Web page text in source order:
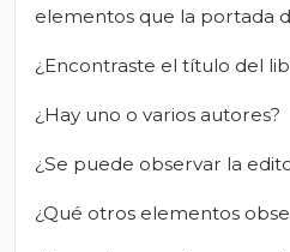
elementos que la portada
¿Encontraste el título del
¿Hay uno o varios autores?
¿Se puede observar la
¿Qué otros elementos